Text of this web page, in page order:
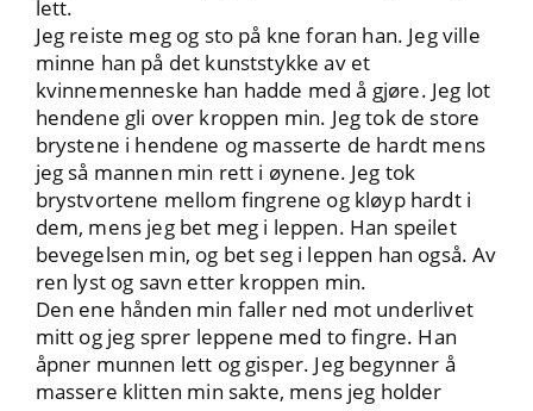
lett.
Jeg reiste meg og sto på kne foran han. Jeg ville
minne han på det kunststykke av et
kvinnemenneske han hadde med å gjøre. Jeg lot
hendene gli over kroppen min. Jeg tok de store
brystene i hendene og masserte de hardt mens
jeg så mannen min rett i øynene. Jeg tok
brystvortene mellom fingrene og kløyp hardt i
dem, mens jeg bet meg i leppen. Han speilet
bevegelsen min, og bet seg i leppen han også. Av
ren lyst og savn etter kroppen min.
Den ene hånden min faller ned mot underlivet
mitt og jeg sprer leppene med to fingre. Han
åpner munnen lett og gisper. Jeg begynner å
massere klitten min sakte, mens jeg holder